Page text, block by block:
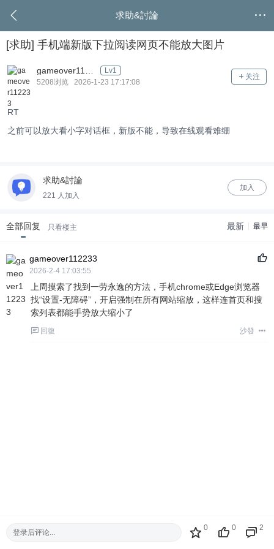
求助&討論
[求助] 手机端新版下拉阅读网页不能放大图片
Lv1
5208浏览 2026-1-23 17:17:08
关注
RT
之前可以放大看小字对话框，新版不能，导致在线观看难绷
求助&討論
221 人加入
加入
全部回复 只看楼主 最新 最早
gameover112233
2026-2-4 17:03:55
上周摸索了找到一劳永逸的方法，手机chrome或Edge浏览器
找“设置-无障碍”，开启强制在所有网站缩放，这样连首页和搜
索列表都能手势放大缩小了
回復 沙發
登录后评论...
0 0 2